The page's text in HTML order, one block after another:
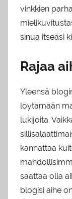
vinkkien
sinua itseäsi
Rajaa
Yleensä
löytämään
lukijoita.
kannattaa
saattaa olla
blogisi aihe